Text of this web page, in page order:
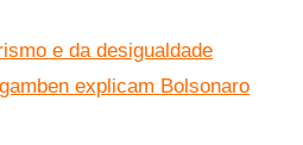
e da desigualdade
explicam Bolsonaro